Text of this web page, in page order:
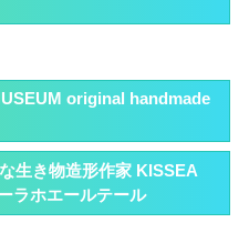
original handmade
生き物造形作家 KISSEA
ラホエールテール